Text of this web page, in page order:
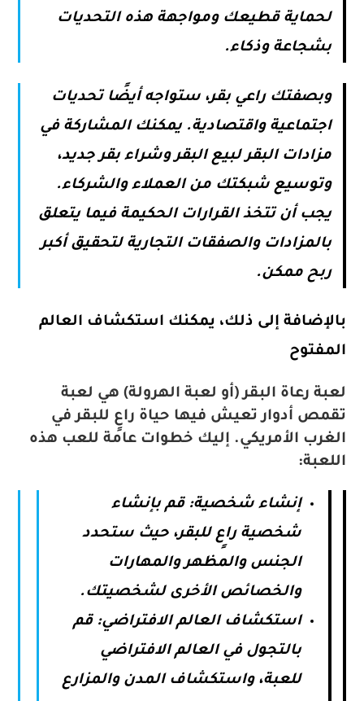
لحماية قطيعك ومواجهة هذه التحديات
بشجاعة وذكاء.
وبصفتك راعي بقر، ستواجه أيضًا تحديات
اجتماعية واقتصادية. يمكنك المشاركة في
مزادات البقر لبيع البقر وشراء بقر جديد،
وتوسيع شبكتك من العملاء والشركاء.
يجب أن تتخذ القرارات الحكيمة فيما يتعلق
بالمزادات والصفقات التجارية لتحقيق أكبر
ربح ممكن.
بالإضافة إلى ذلك، يمكنك استكشاف العالم
المفتوح
لعبة رعاة البقر (أو لعبة الهرولة) هي لعبة
تقمص أدوار تعيش فيها حياة راعٍ للبقر في
الغرب الأمريكي. إليك خطوات عامة للعب هذه
اللعبة:
إنشاء شخصية: قم بإنشاء
شخصية راعٍ للبقر، حيث ستحدد
الجنس والمظهر والمهارات
والخصائص الأخرى لشخصيتك.
استكشاف العالم الافتراضي: قم
بالتجول في العالم الافتراضي
للعبة، واستكشاف المدن والمزارع